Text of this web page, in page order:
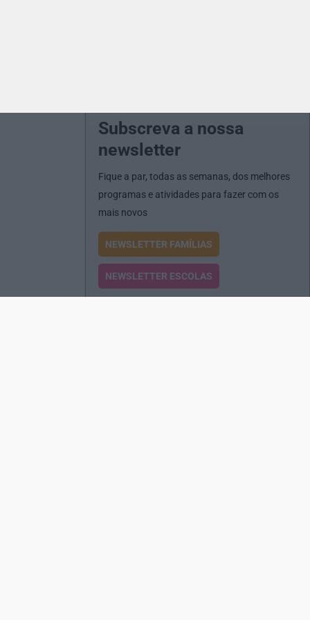
Subscreva a nossa
newsletter
Fique a par, todas as semanas, dos melhores
programas e atividades para fazer com os
mais novos
NEWSLETTER FAMÍLIAS
NEWSLETTER ESCOLAS